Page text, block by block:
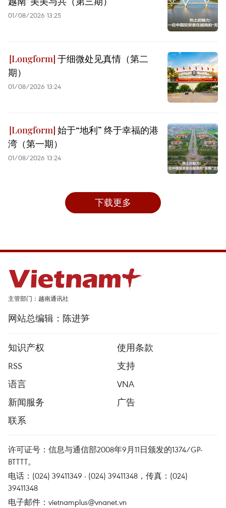
01/08/2026 13:25
于细微处见真情（第二
期）
01/08/2026 13:24
始于“地利” 终于幸福的港
湾（第一期）
01/08/2026 13:24
下载更多
主管部门：越南通讯社
网站总编辑：陈进笋
知识产权
使用条款
RSS
支持
语言
VNA
新闻服务
广告
联系
许可证号：信息与通信部2008年9月11日颁发的1374/GP-
BTTTT。
电话：(024) 39411349 - (024) 39411348，传真：(024)
39411348
电子邮件： vietnamplus@vnanet.vn